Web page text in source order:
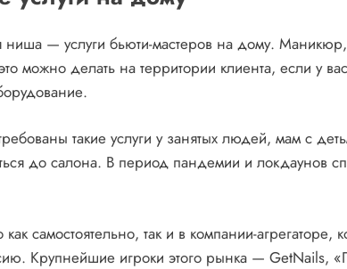
ниша — услуги бьюти-мастеров на дому.
можно делать на территории клиента, если у
такие услуги у занятых людей, мам с
до салона. В период пандемии и локдаунов
как самостоятельно, так и в компании-агрегаторе,
Крупнейшие игроки этого рынка — GetNails,